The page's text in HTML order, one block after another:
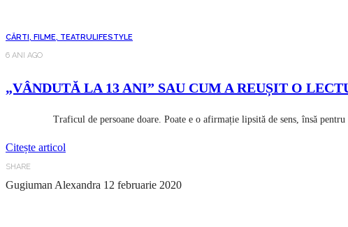
CĂRTI, FILME, TEATRULIFESTYLE
6 ANI AGO
„VÂNDUTĂ LA 13 ANI” SAU CUM A REUȘIT O
Traficul de persoane doare. Poate e o afirmație lipsită de sens, însă pentru
Citește articol
SHARE
Gugiuman Alexandra 12 februarie 2020